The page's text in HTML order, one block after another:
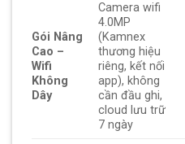
Gói Nâng
Cao –
Wifi
Không
Dây
Camera wifi
4.0MP
(Kamnex
thương hiệu
riêng, kết nối
app), không
cần đầu ghi,
cloud lưu trữ
7 ngày